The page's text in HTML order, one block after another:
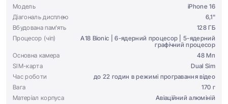
Модель
iPhone 16
Діагональ дисплею
6,1"
Вбудована пам'ять
128 ГБ
Процесор (чіп)
A18 Bionic | 6-ядерний процесор | 5-ядерний
графічний процесор
Основна камера
48 Мп
SIM-карта
Dual Sim
Час роботи
до 22 годин в режимі програвання відео
Вага
170 г
Матеріал корпуса
Авіаційний алюміній